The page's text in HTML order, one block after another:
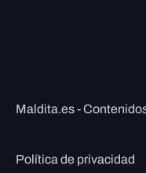
Maldita.es -
Política de privacidad